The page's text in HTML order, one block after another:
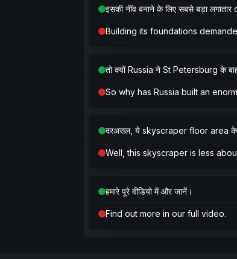
इसकी नींव बनाने के लिए सबसे बड़ा
Building its foundations
तो क्यों Russia ने St Petersburg के
So why has Russia built an
दरअसल, ये skyscraper floor area के
Well, this skyscraper is less
हमारे पूरे वीडियो में और जानें।
Find out more in our full video.